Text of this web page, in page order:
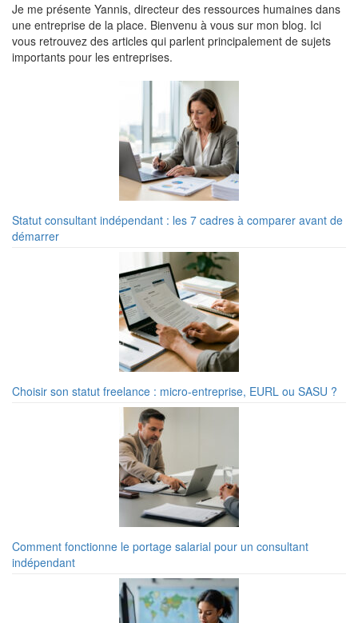
Je me présente Yannis, directeur des ressources humaines dans
une entreprise de la place. Bienvenu à vous sur mon blog. Ici
vous retrouvez des articles qui parlent principalement de sujets
importants pour les entreprises.
Statut consultant indépendant : les 7 cadres à comparer avant de
démarrer
Choisir son statut freelance : micro-entreprise, EURL ou SASU ?
Comment fonctionne le portage salarial pour un consultant
indépendant